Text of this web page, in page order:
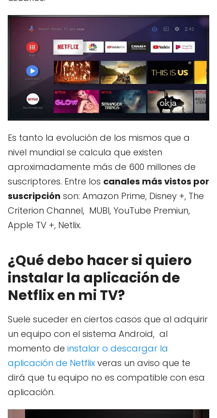
Es tanto la evolución de los mismos que a
nivel mundial se calcula que existen
aproximadamente más de 600 millones de
suscriptores. Entre los canales más vistos por
suscripción son: Amazon Prime, Disney +, The
Criterion Channel, MUBI, YouTube Premiun,
Apple TV +, Netlix.
¿Qué debo hacer si quiero
instalar la aplicación de
Netflix en mi TV?
Suele suceder en ciertos casos que al adquirir
un equipo con el sistema Android, al
momento de instalar o descargar la
aplicación de Netflix veras un aviso que te
dirá que tu equipo no es compatible con esa
aplicación.